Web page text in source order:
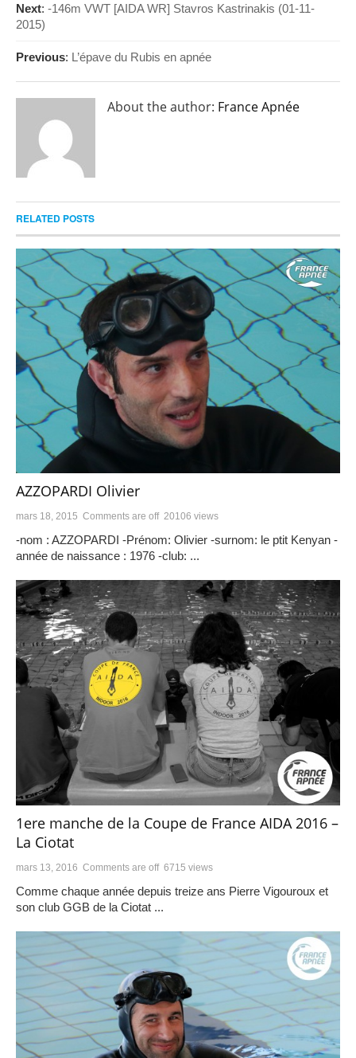
Next: -146m VWT [AIDA WR] Stavros Kastrinakis (01-11-
2015)
Previous: L’épave du Rubis en apnée
About the author: France Apnée
RELATED POSTS
AZZOPARDI Olivier
mars 18, 2015 Comments are off 20106 views
-nom : AZZOPARDI -Prénom: Olivier -surnom: le ptit Kenyan -
année de naissance : 1976 -club: ...
1ere manche de la Coupe de France AIDA 2016 –
La Ciotat
mars 13, 2016 Comments are off 6715 views
Comme chaque année depuis treize ans Pierre Vigouroux et
son club GGB de la Ciotat ...